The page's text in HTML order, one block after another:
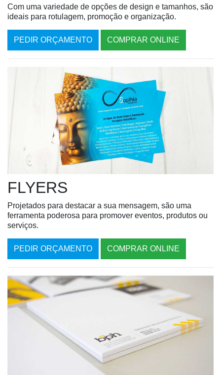
Com uma variedade de opções de design e tamanhos, são
ideais para rotulagem, promoção e organização.
PEDIR ORÇAMENTO COMPRAR ONLINE
FLYERS
Projetados para destacar a sua mensagem, são uma
ferramenta poderosa para promover eventos, produtos ou
serviços.
PEDIR ORÇAMENTO COMPRAR ONLINE